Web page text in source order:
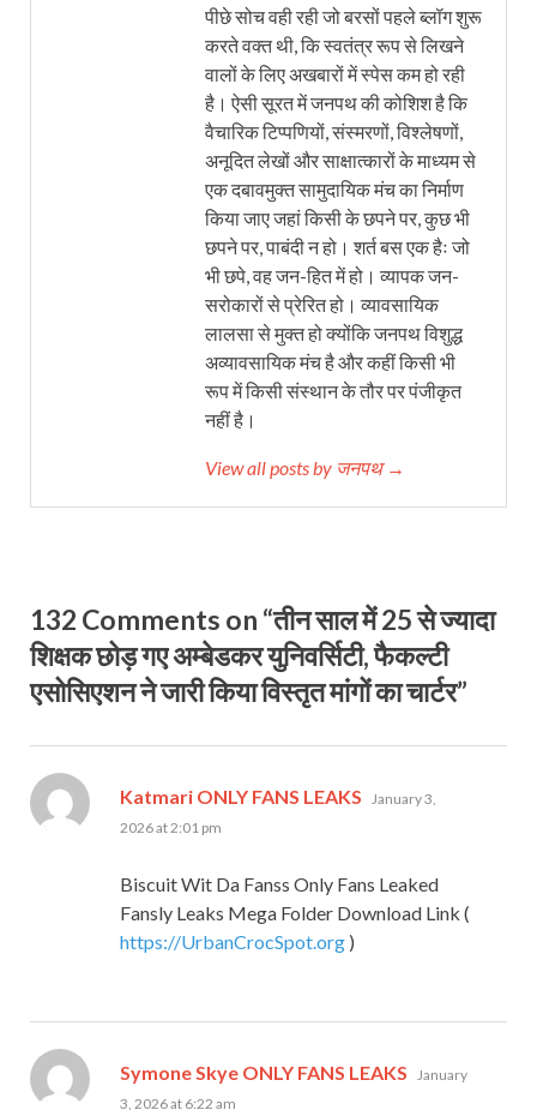
पीछे सोच वही रही जो बरसों पहले ब्लॉग शुरू
करते वक्त थी, कि स्वतंत्र रूप से लिखने
वालों के लिए अखबारों में स्पेस कम हो रही
है। ऐसी सूरत में जनपथ की कोशिश है कि
वैचारिक टिप्पणियों, संस्मरणों, विश्लेषणों,
अनूदित लेखों और साक्षात्कारों के माध्यम से
एक दबावमुक्त सामुदायिक मंच का निर्माण
किया जाए जहां किसी के छपने पर, कुछ भी
छपने पर, पाबंदी न हो। शर्त बस एक हैः जो
भी छपे, वह जन-हित में हो। व्यापक जन-
सरोकारों से प्रेरित हो। व्यावसायिक
लालसा से मुक्त हो क्योंकि जनपथ विशुद्ध
अव्यावसायिक मंच है और कहीं किसी भी
रूप में किसी संस्थान के तौर पर पंजीकृत
नहीं है।
View all posts by जनपथ →
132 Comments on “तीन साल में 25 से ज्‍यादा
शिक्षक छोड़ गए अम्बेडकर युनिवर्सिटी, फैकल्टी
एसोसिएशन ने जारी किया विस्‍तृत मांगों का चार्टर”
Katmari ONLY FANS LEAKS says:
January 3,
2026 at 2:01 pm
Biscuit Wit Da Fanss Only Fans Leaked
Fansly Leaks Mega Folder Download Link (
https://UrbanCrocSpot.org )
Symone Skye ONLY FANS LEAKS says:
January
3, 2026 at 6:22 am